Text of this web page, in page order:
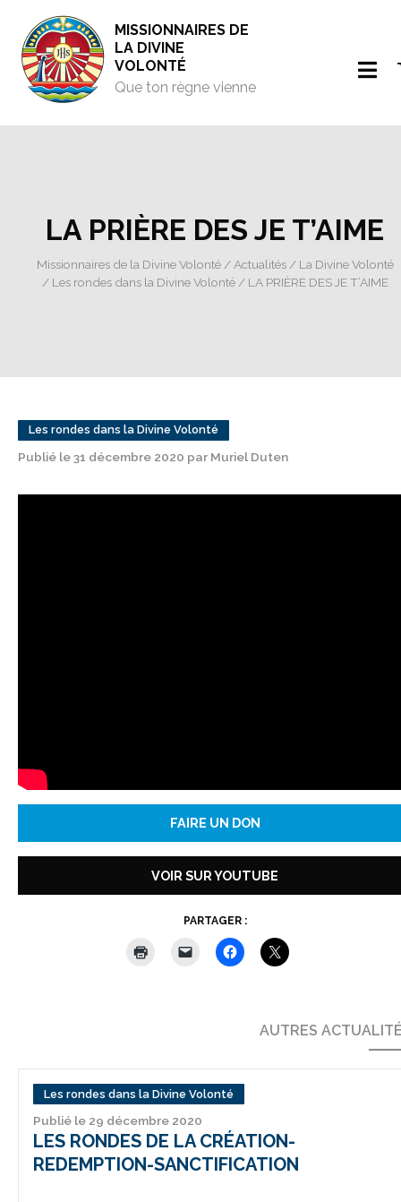
MISSIONNAIRES DE
LA DIVINE
VOLONTÉ
Que ton règne vienne
LA PRIÈRE DES JE T’AIME
Missionnaires de la Divine Volonté/ Actualités/ La Divine Volonté
/ Les rondes dans la Divine Volonté/ LA PRIÈRE DES JE T’AIME
Les rondes dans la Divine Volonté
Publié le 31 décembre 2020 par Muriel Duten
FAIRE UN DON
VOIR SUR YOUTUBE
PARTAGER :
AUTRES
Les rondes dans la Divine Volonté
Publié le 29 décembre 2020
LES RONDES DE LA CRÉATION-
REDEMPTION-SANCTIFICATION